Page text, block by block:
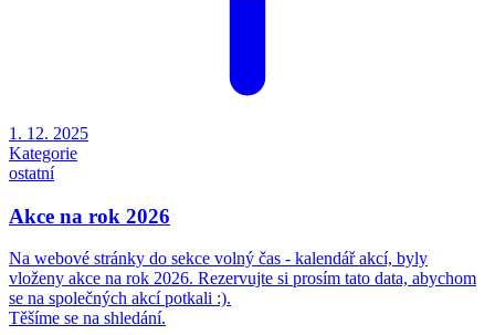
1. 12. 2025
Kategorie
ostatní
Akce na rok 2026
Na webové stránky do sekce volný čas - kalendář akcí, byly
vloženy akce na rok 2026. Rezervujte si prosím tato data, abychom
se na společných akcí potkali :).
Těšíme se na shledání.